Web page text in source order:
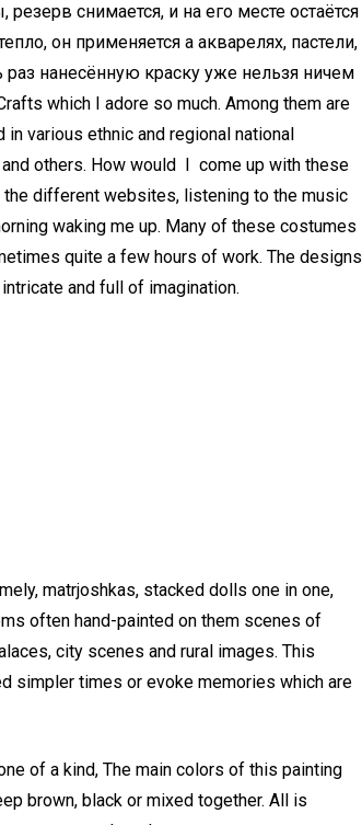
снимается, и на его месте остаётся
он применяется а акварелях, пастели,
раз нанесённую краску уже нельзя ничем
which I adore so much. Among them are
various ethnic and regional national
others. How would I come up with these
the different websites, listening to the music
waking me up. Many of these costumes
quite a few hours of work. The designs
and full of imagination.
matrjoshkas, stacked dolls one in one,
often hand-painted on them scenes of
city scenes and rural images. This
simpler times or evoke memories which are
of a kind, The main colors of this painting
brown, black or mixed together. All is